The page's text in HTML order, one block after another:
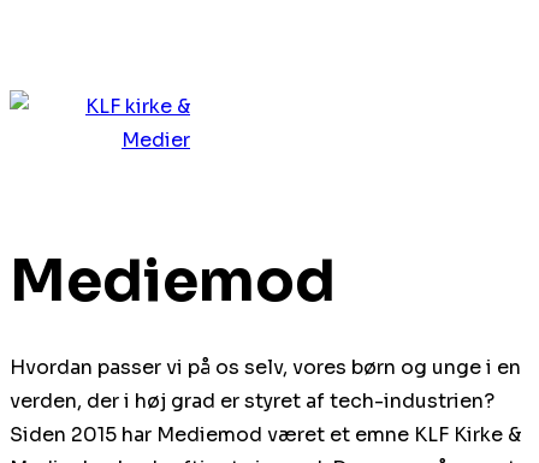
Mediemod
Hvordan passer vi på os selv, vores børn og unge i en
verden, der i høj grad er styret af tech-industrien?
Siden 2015 har Mediemod været et emne KLF Kirke &